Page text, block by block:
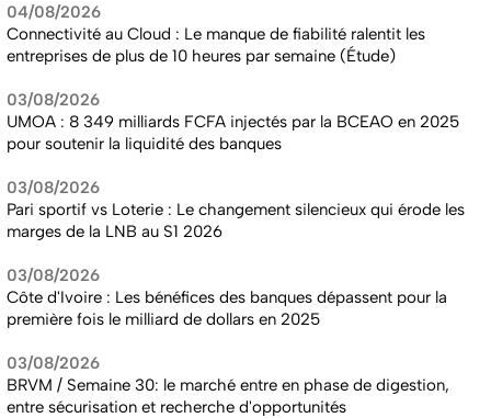
04/08/2026
Connectivité au Cloud : Le manque de fiabilité ralentit les
entreprises de plus de 10 heures par semaine (Étude)
03/08/2026
UMOA : 8 349 milliards FCFA injectés par la BCEAO en 2025
pour soutenir la liquidité des banques
03/08/2026
Pari sportif vs Loterie : Le changement silencieux qui érode les
marges de la LNB au S1 2026
03/08/2026
Côte d'Ivoire : Les bénéfices des banques dépassent pour la
première fois le milliard de dollars en 2025
03/08/2026
BRVM / Semaine 30: le marché entre en phase de digestion,
entre sécurisation et recherche d'opportunités